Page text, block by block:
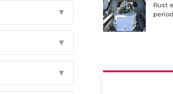
▼
▼
▼
Rust